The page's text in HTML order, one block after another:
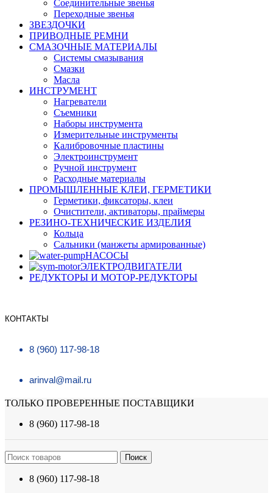
Соединительные звенья
Переходные звенья
ЗВЕЗДОЧКИ
ПРИВОДНЫЕ РЕМНИ
СМАЗОЧНЫЕ МАТЕРИАЛЫ
Системы смазывания
Смазки
Масла
ИНСТРУМЕНТ
Нагреватели
Съемники
Наборы инструмента
Измерительные инструменты
Калибровочные пластины
Электроинструмент
Ручной инструмент
Расходные материалы
ПРОМЫШЛЕННЫЕ КЛЕИ, ГЕРМЕТИКИ
Герметики, фиксаторы, клеи
Очистители, активаторы, праймеры
РЕЗИНО-ТЕХНИЧЕСКИЕ ИЗДЕЛИЯ
Кольца
Сальники (манжеты армированные)
НАСОСЫ
ЭЛЕКТРОДВИГАТЕЛИ
РЕДУКТОРЫ И МОТОР-РЕДУКТОРЫ
КОНТАКТЫ
8 (960) 117-98-18
arinval@mail.ru
ТОЛЬКО ПРОВЕРЕННЫЕ ПОСТАВЩИКИ
8 (960) 117-98-18
Поиск
8 (960) 117-98-18